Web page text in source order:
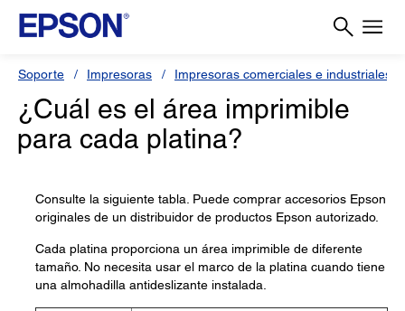
Soporte Impresoras Impresoras comerciales e industriales
¿Cuál es el área imprimible
para cada platina?
Consulte la siguiente tabla. Puede comprar accesorios Epson
originales de un distribuidor de productos Epson autorizado.
Cada platina proporciona un área imprimible de diferente
tamaño. No necesita usar el marco de la platina cuando tiene
una almohadilla antideslizante instalada.